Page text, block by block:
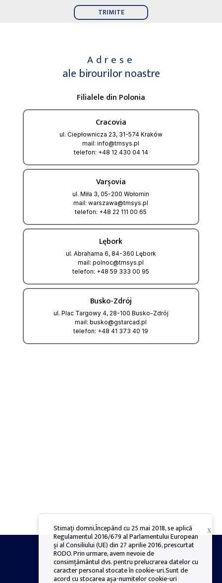
Adrese
ale birourilor noastre
Filialele din Polonia
Cracovia
ul. Ciepłownicza 23, 31-574 Kraków
mail: info@tmsys.pl
telefon: +48 12 430 04 14
Varșovia
ul. Miła 3, 05-200 Wołomin
mail: warszawa@tmsys.pl
telefon: +48 22 111 00 65
Lębork
ul. Abrahama 6, 84-360 Lębork
mail: polnoc@tmsys.pl
telefon: +48 59 333 00 95
Busko-Zdrój
ul. Plac Targowy 4, 28-100 Busko-Zdrój
mail: busko@gstarcad.pl
telefon: +48 41 373 40 19
Stimați domni,Începând cu 25 mai 2018, se aplică
Regulamentul 2016/679 al Parlamentului European
și al Consiliului (UE) din 27 aprilie 2016, prescurtat
RODO. Prin urmare, avem nevoie de
consimțământul dvs. pentru prelucrarea datelor cu
caracter personal stocate în cookie-uri.Sunt de
acord cu stocarea așa-numitelor cookie-uri
X